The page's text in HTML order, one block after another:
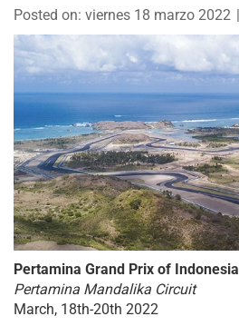
Posted on: viernes 18 marzo 2022
Pertamina Grand Prix of Indonesia
Pertamina Mandalika Circuit
March, 18th-20th 2022